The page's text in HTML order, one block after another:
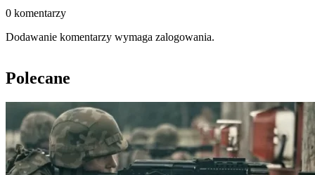
0 komentarzy
Dodawanie komentarzy wymaga zalogowania.
Polecane